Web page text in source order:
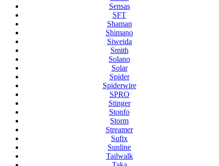
Sensas
SFT
Shaman
Shimano
Siweida
Smith
Solano
Solar
Spider
Spiderwire
SPRO
Stinger
Stonfo
Storm
Streamer
Sufix
Sunline
Tailwalk